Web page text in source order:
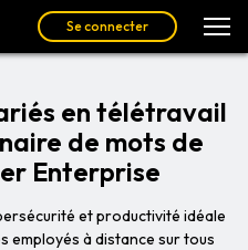
Se connecter
en télétravail
de mots de
Enterprise
et productivité idéale
employés à distance sur tous